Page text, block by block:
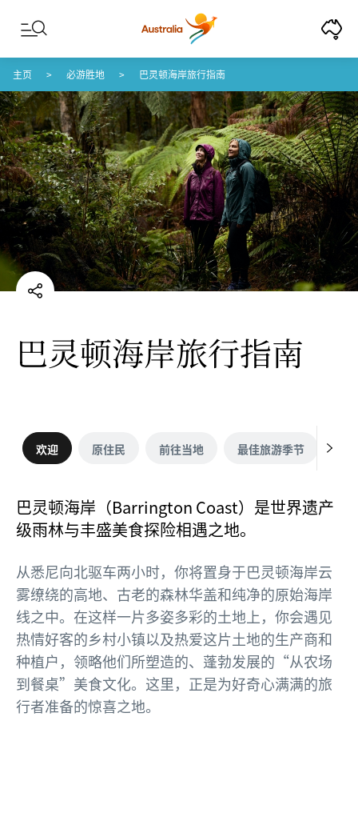
Skip to content
Skip to footer navigation
主页 必游胜地 巴灵顿海岸旅行指南
巴灵顿海岸旅行指南
欢迎 原住民 前往当地 最佳旅游季节
巴灵顿海岸（Barrington Coast）是世界遗产
级雨林与丰盛美食探险相遇之地。
从悉尼向北驱车两小时，你将置身于巴灵顿海岸云
雾缭绕的高地、古老的森林华盖和纯净的原始海岸
线之中。在这样一片多姿多彩的土地上，你会遇见
热情好客的乡村小镇以及热爱这片土地的生产商和
种植户，领略他们所塑造的、蓬勃发展的“从农场
到餐桌”美食文化。这里，正是为好奇心满满的旅
行者准备的惊喜之地。